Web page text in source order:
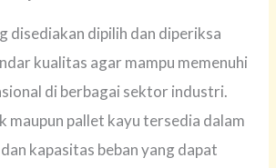
disediakan dipilih dan diperiksa
kualitas agar mampu memenuhi
di berbagai sektor industri.
maupun pallet kayu tersedia dalam
kapasitas beban yang dapat